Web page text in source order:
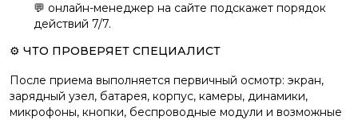
💬 онлайн-менеджер на сайте подскажет порядок
действий 7/7.
⚙️ ЧТО ПРОВЕРЯЕТ СПЕЦИАЛИСТ
После приема выполняется первичный осмотр: экран,
зарядный узел, батарея, корпус, камеры, динамики,
микрофоны, кнопки, беспроводные модули и возможные